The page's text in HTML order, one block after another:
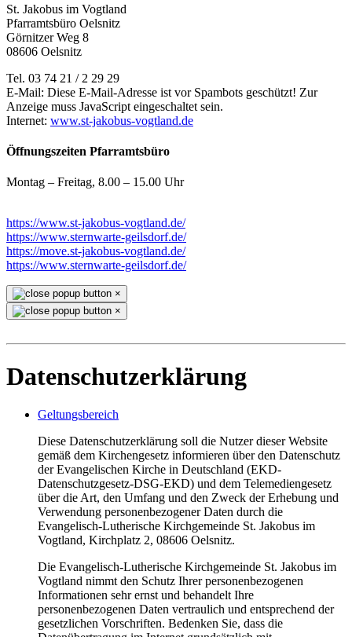
St. Jakobus im Vogtland
Pfarramtsbüro Oelsnitz
Görnitzer Weg 8
08606 Oelsnitz
Tel. 03 74 21 / 2 29 29
E-Mail: Diese E-Mail-Adresse ist vor Spambots geschützt! Zur
Anzeige muss JavaScript eingeschaltet sein.
Internet: www.st-jakobus-vogtland.de
Öffnungszeiten Pfarramtsbüro
Montag – Freitag, 8.00 – 15.00 Uhr
https://www.st-jakobus-vogtland.de/
https://www.sternwarte-geilsdorf.de/
https://move.st-jakobus-vogtland.de/
https://www.sternwarte-geilsdorf.de/
×
×
Datenschutzerklärung
Geltungsbereich
Diese Datenschutzerklärung soll die Nutzer dieser Website
gemäß dem Kirchengesetz informieren über den Datenschutz
der Evangelischen Kirche in Deutschland (EKD-
Datenschutzgesetz-DSG-EKD) und dem Telemediengesetz
über die Art, den Umfang und den Zweck der Erhebung und
Verwendung personenbezogener Daten durch die
Evangelisch-Lutherische Kirchgemeinde St. Jakobus im
Vogtland, Kirchplatz 2, 08606 Oelsnitz.
Die Evangelisch-Lutherische Kirchgemeinde St. Jakobus im
Vogtland nimmt den Schutz Ihrer personenbezogenen
Informationen sehr ernst und behandelt Ihre
personenbezogenen Daten vertraulich und entsprechend der
gesetzlichen Vorschriften. Bedenken Sie, dass die